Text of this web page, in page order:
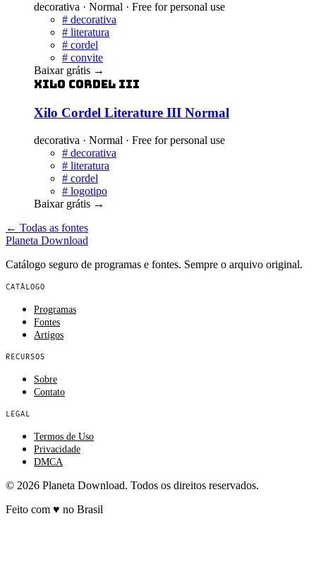
decorativa · Normal · Free for personal use
# decorativa
# literatura
# cordel
# convite
Baixar grátis →
Xilo Cordel III
Xilo Cordel Literature III Normal
decorativa · Normal · Free for personal use
# decorativa
# literatura
# cordel
# logotipo
Baixar grátis →
← Todas as fontes
Planeta Download
Catálogo seguro de programas e fontes. Sempre o arquivo original.
CATÁLOGO
Programas
Fontes
Artigos
RECURSOS
Sobre
Contato
LEGAL
Termos de Uso
Privacidade
DMCA
© 2026 Planeta Download. Todos os direitos reservados.
Feito com ♥ no Brasil